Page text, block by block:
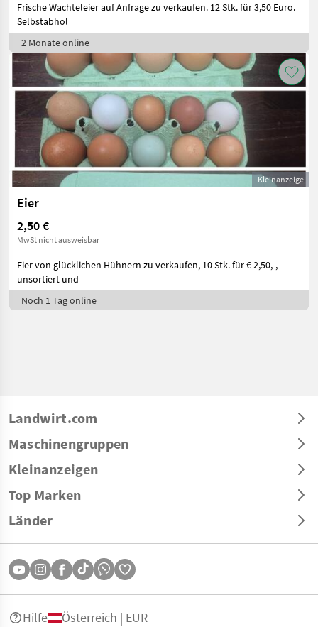
Frische Wachteleier auf Anfrage zu verkaufen. 12 Stk. für 3,50 Euro.
Selbstabhol
2 Monate online
Kleinanzeige
Eier
2,50 €
MwSt nicht ausweisbar
Eier von glücklichen Hühnern zu verkaufen, 10 Stk. für € 2,50,-,
unsortiert und
Noch 1 Tag online
Landwirt.com
Maschinengruppen
Kleinanzeigen
Top Marken
Länder
Hilfe Österreich | EUR